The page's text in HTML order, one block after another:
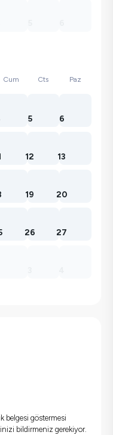
Cum Cts Paz
5 6
12 13
19 20
26 27
belgesi göstermesi
bildirmeniz gerekiyor.